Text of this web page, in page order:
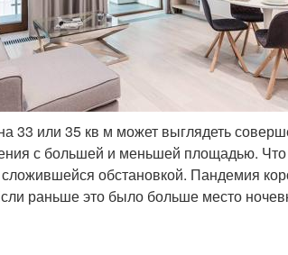
33 или 35 кв м может выглядеть
с большей и меньшей площадью.
обстановкой. Пандемия
раньше это было больше место